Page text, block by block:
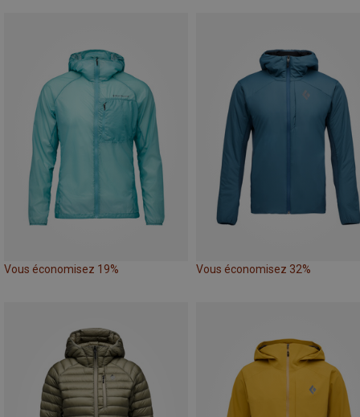
Vous économisez 19% Vous économisez 32%